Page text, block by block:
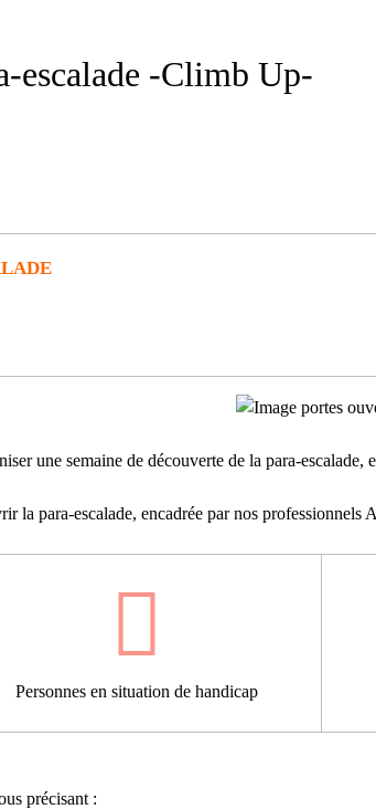
escalade -Climb Up-
une semaine de découverte de la para-
la para-escalade, encadrée par nos professionnels
Personnes en situation de handicap
précisant :